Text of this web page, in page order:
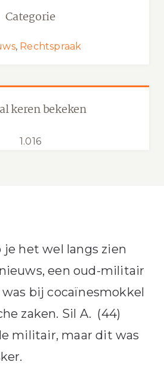
Categorie
, Rechtspraak
keren bekeken
1.016
je het wel langs zien
een oud-militair
bij cocaïnesmokkel
zaken. Sil A. (44)
militair, maar dit was